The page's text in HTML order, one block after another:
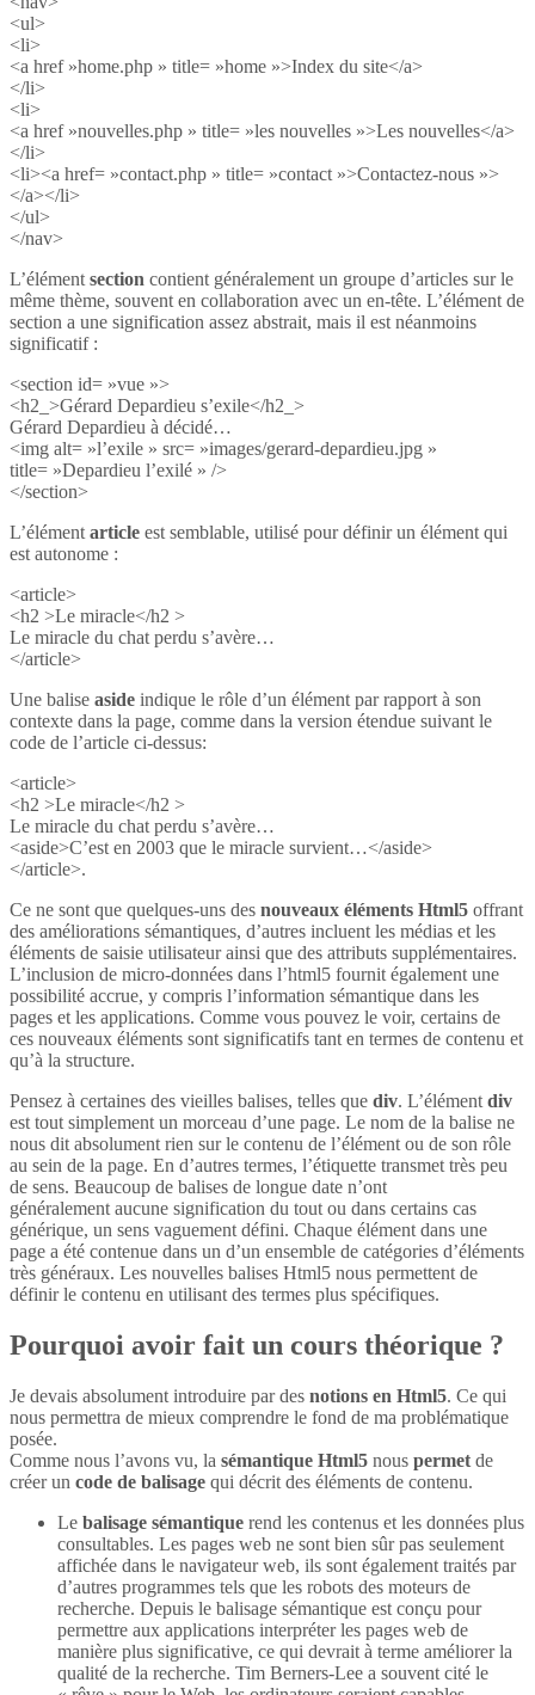
<ul>
<li>
<a href »home.php » title= »home »>Index du site</a>
</li>
<li>
<a href »nouvelles.php » title= »les nouvelles »>Les nouvelles</a>
</li>
<li><a href= »contact.php » title= »contact »>Contactez-nous »>
</a></li>
</ul>
</nav>
L’élément section contient généralement un groupe d’articles sur le
même thème, souvent en collaboration avec un en-tête. L’élément de
section a une signification assez abstrait, mais il est néanmoins
significatif :
<section id= »vue »>
<h2_>Gérard Depardieu s’exile</h2_>
Gérard Depardieu à décidé…
<img alt= »l’exile » src= »images/gerard-depardieu.jpg »
title= »Depardieu l’exilé » />
</section>
L’élément article est semblable, utilisé pour définir un élément qui
est autonome :
<article>
<h2 >Le miracle</h2 >
Le miracle du chat perdu s’avère…
</article>
Une balise aside indique le rôle d’un élément par rapport à son
contexte dans la page, comme dans la version étendue suivant le
code de l’article ci-dessus:
<article>
<h2 >Le miracle</h2 >
Le miracle du chat perdu s’avère…
<aside>C’est en 2003 que le miracle survient…</aside>
</article>.
Ce ne sont que quelques-uns des nouveaux éléments Html5 offrant
des améliorations sémantiques, d’autres incluent les médias et les
éléments de saisie utilisateur ainsi que des attributs supplémentaires.
L’inclusion de micro-données dans l’html5 fournit également une
possibilité accrue, y compris l’information sémantique dans les
pages et les applications. Comme vous pouvez le voir, certains de
ces nouveaux éléments sont significatifs tant en termes de contenu et
qu’à la structure.
Pensez à certaines des vieilles balises, telles que div. L’élément div
est tout simplement un morceau d’une page. Le nom de la balise ne
nous dit absolument rien sur le contenu de l’élément ou de son rôle
au sein de la page. En d’autres termes, l’étiquette transmet très peu
de sens. Beaucoup de balises de longue date n’ont
généralement aucune signification du tout ou dans certains cas
générique, un sens vaguement défini. Chaque élément dans une
page a été contenue dans un d’un ensemble de catégories d’éléments
très généraux. Les nouvelles balises Html5 nous permettent de
définir le contenu en utilisant des termes plus spécifiques.
Pourquoi avoir fait un cours théorique ?
Je devais absolument introduire par des notions en Html5. Ce qui
nous permettra de mieux comprendre le fond de ma problématique
posée.
Comme nous l’avons vu, la sémantique Html5 nous permet de
créer un code de balisage qui décrit des éléments de contenu.
Le balisage sémantique rend les contenus et les données plus
consultables. Les pages web ne sont bien sûr pas seulement
affichée dans le navigateur web, ils sont également traités par
d’autres programmes tels que les robots des moteurs de
recherche. Depuis le balisage sémantique est conçu pour
permettre aux applications interpréter les pages web de
manière plus significative, ce qui devrait à terme améliorer la
qualité de la recherche. Tim Berners-Lee a souvent cité le